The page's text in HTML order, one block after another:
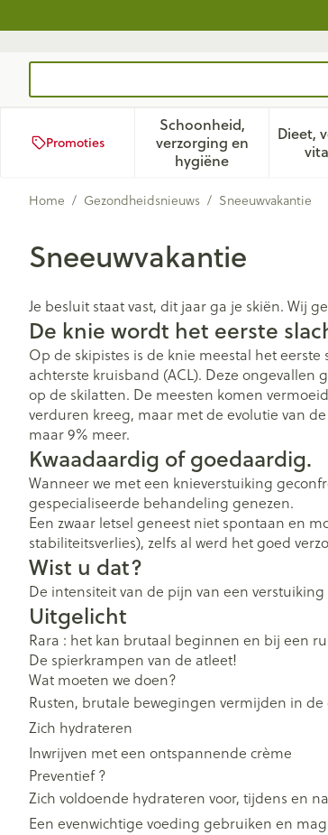
Promoties
Schoonheid,
verzorging en
hygiëneToon submenu
Dieet,
Home / Gezondheidsnieuws / Sneeuwvakantie
Sneeuwvakantie
Je besluit staat vast, dit jaar ga je skiën. Wij
De knie wordt het eerste
Op de skipistes is de knie meestal het
achterste kruisband (ACL). Deze
op de skilatten. De meesten komen
verduren kreeg, maar met de evolutie van
maar 9% meer.
Kwaadaardig of goedaardig.
Wanneer we met een knieverstuiking
gespecialiseerde behandeling genezen.
Een zwaar letsel geneest niet spontaan en
stabiliteitsverlies), zelfs al werd het goed
Wist u dat?
De intensiteit van de pijn van een
Uitgelicht
Rara : het kan brutaal beginnen en bij een
De spierkrampen van de atleet!
Wat moeten we doen?
Rusten, brutale bewegingen vermijden in
Zich hydrateren
Inwrijven met een ontspannende crème
Preventief ?
Zich voldoende hydrateren voor, tijdens en
Een evenwichtige voeding gebruiken en